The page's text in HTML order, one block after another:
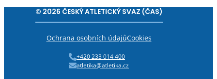
© 2026 ČESKÝ ATLETICKÝ SVAZ (ČAS)
Ochrana osobních údajůCookies
+420 233 014 400
atletika@atletika.cz